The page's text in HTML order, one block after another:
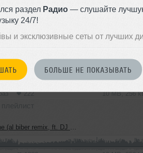
раздел Радио — слушайте
24/7!
и эксклюзивные сеты от лучших
БОЛЬШЕ НЕ ПОКАЗЫВАТЬ
(al biber instrumental mix)
(EDM version, ft. DJ Haley)
222 10 MB, 256
biber remix, ft. DJ Haley)